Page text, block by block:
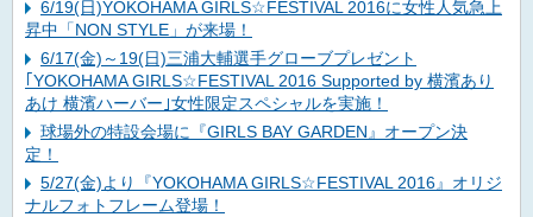
6/19(日)YOKOHAMA GIRLS☆FESTIVAL 2016に女性人気急上
昇中「NON STYLE」が来場！
6/17(金)～19(日)三浦大輔選手グローブプレゼント
｢YOKOHAMA GIRLS☆FESTIVAL 2016 Supported by 横濱あり
あけ 横濱ハーバー｣女性限定スペシャルを実施！
球場外の特設会場に『GIRLS BAY GARDEN』オープン決
定！
5/27(金)より『YOKOHAMA GIRLS☆FESTIVAL 2016』オリジ
ナルフォトフレーム登場！